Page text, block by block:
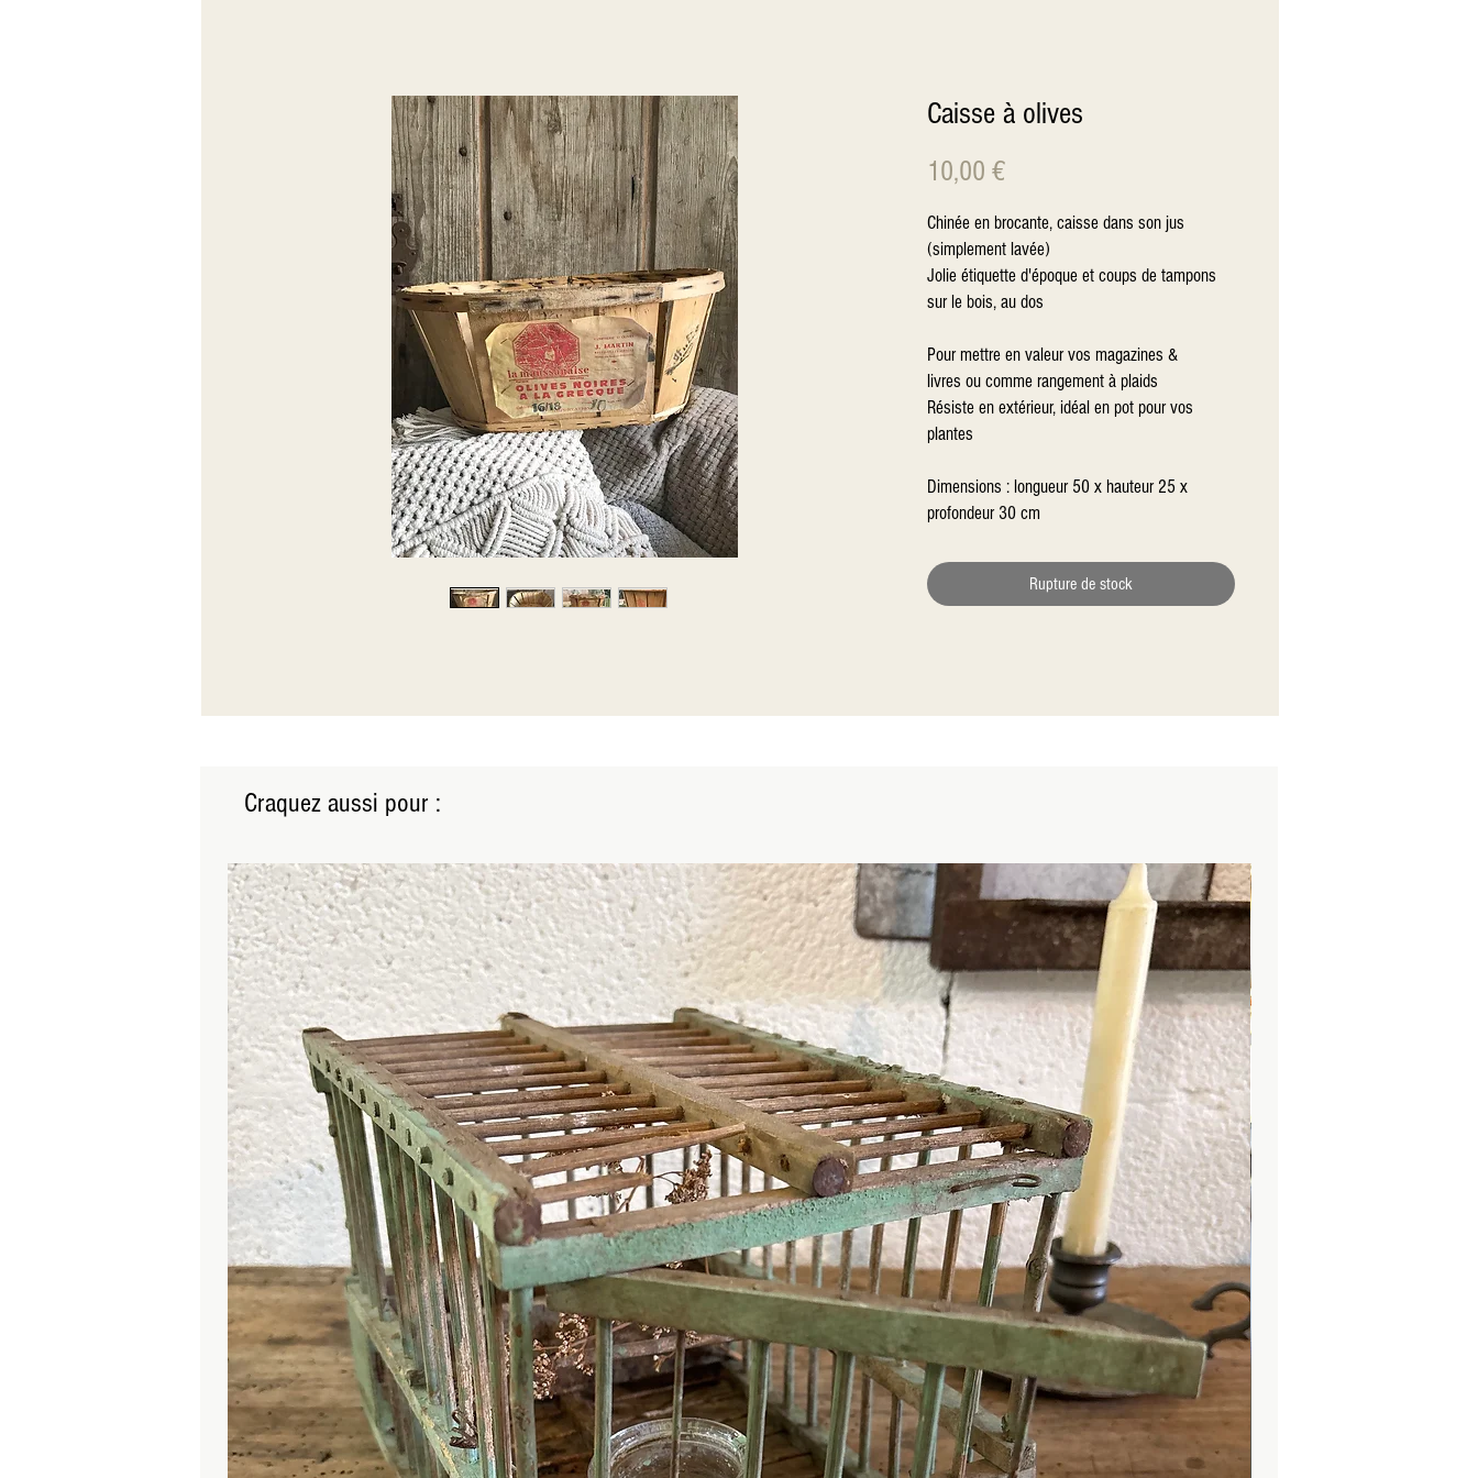
Caisse à olives
10,00 €Prix
Chinée en brocante, caisse dans son jus
(simplement lavée)
Jolie étiquette d'époque et coups de tampons
sur le bois, au dos
Pour mettre en valeur vos magazines &
livres ou comme rangement à plaids
Résiste en extérieur, idéal en pot pour vos
plantes
Dimensions : longueur 50 x hauteur 25 x
profondeur 30 cm
Rupture de stock
Craquez aussi pour :